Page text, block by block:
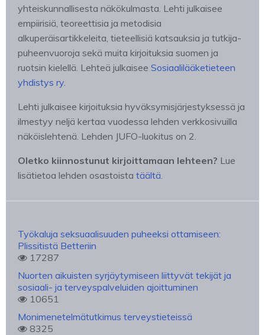
yhteiskunnallisesta näkökulmasta. Lehti julkaisee
empiirisiä, teoreettisia ja metodisia
alkuperäisartikkeleita, tieteellisiä katsauksia ja tutkija-
puheenvuoroja sekä muita kirjoituksia suomen ja
ruotsin kielellä. Lehteä julkaisee Sosiaalilääketieteen
yhdistys ry.
Lehti julkaisee kirjoituksia hyväksymisjärjestyksessä ja
ilmestyy neljä kertaa vuodessa lehden verkkosivuilla
näköislehtenä. Lehden JUFO-luokitus on 2.
Oletko kiinnostunut kirjoittamaan lehteen? Lue
lisätietoa lehden osastoista täältä.
Työkaluja seksuaalisuuden puheeksi ottamiseen:
Plissitistä Betteriin
17287
Nuorten aikuisten syrjäytymiseen liittyvät tekijät ja
sosiaali- ja terveyspalveluiden ajoittuminen
10651
Monimenetelmätutkimus terveystieteissä
8325